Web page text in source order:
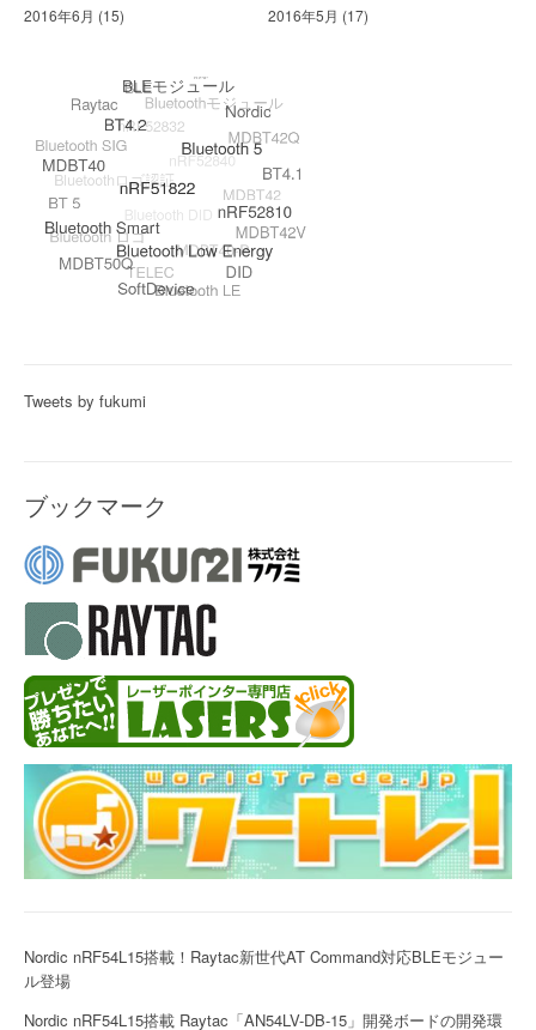
2016年6月 (15) 2016年5月 (17)
Tweets by fukumi
ブックマーク
Nordic nRF54L15搭載！Raytac新世代AT Command対応BLEモジュー
ル登場
Nordic nRF54L15搭載 Raytac「AN54LV-DB-15」開発ボードの開発環